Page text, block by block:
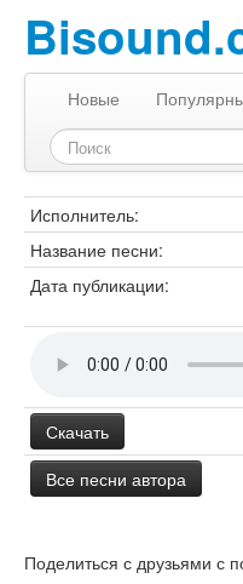
Новые
Исполнитель:
Название песни:
Дата публикации:
Скачать
Все песни автора
Поделиться с друзьями с